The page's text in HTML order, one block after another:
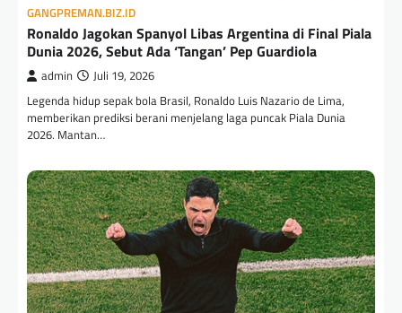
GANGPREMAN.BIZ.ID
Ronaldo Jagokan Spanyol Libas Argentina di Final Piala
Dunia 2026, Sebut Ada ‘Tangan’ Pep Guardiola
admin Juli 19, 2026
Legenda hidup sepak bola Brasil, Ronaldo Luis Nazario de Lima,
memberikan prediksi berani menjelang laga puncak Piala Dunia
2026. Mantan…